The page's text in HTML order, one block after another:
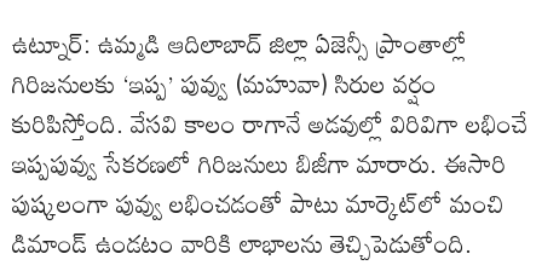
ఉట్నూర్: ఉమ్మడి ఆదిలాబాద్ జిల్లా ఏజెన్సీ ప్రాంతాల్లో
గిరిజనులకు ‘ఇప్ప’ పువ్వు (మహువా) సిరుల వర్షం
కురిపిస్తోంది. వేసవి కాలం రాగానే అడవుల్లో విరివిగా లభించే
ఇప్పపువ్వు సేకరణలో గిరిజనులు బిజీగా మారారు. ఈసారి
పుష్కలంగా పువ్వు లభించడంతో పాటు మార్కెట్‌లో మంచి
డిమాండ్ ఉండటం వారికి లాభాలను తెచ్చిపెడుతోంది.